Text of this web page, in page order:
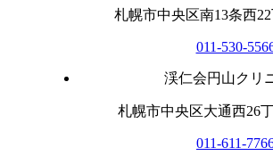
札幌市中央区南13条西
011-530-
渓仁会円山クリ
札幌市中央区大通西26
011-611-